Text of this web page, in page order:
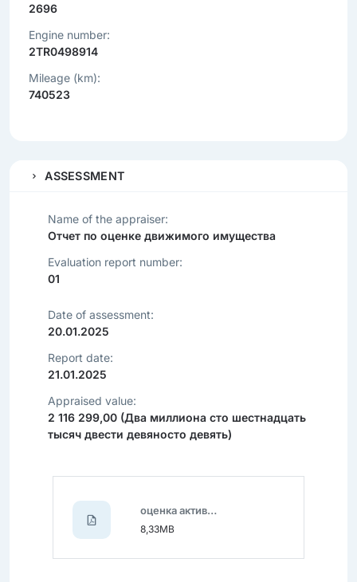
2696
Engine number:
2TR0498914
Mileage (km):
740523
ASSESSMENT
Name of the appraiser:
Отчет по оценке движимого имущества
Evaluation report number:
01
Date of assessment:
20.01.2025
Report date:
21.01.2025
Appraised value:
2 116 299,00 (Два миллиона сто шестнадцать
тысяч двести девяносто девять)
оценка активов.pdf
8,33MB